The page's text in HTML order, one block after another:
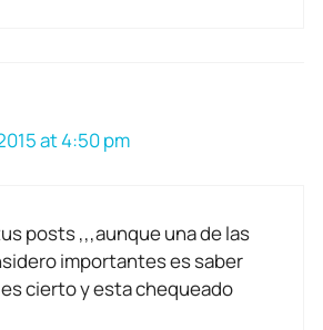
at 4:50 pm
posts ,,,aunque una de las
importantes es saber
cierto y esta chequeado